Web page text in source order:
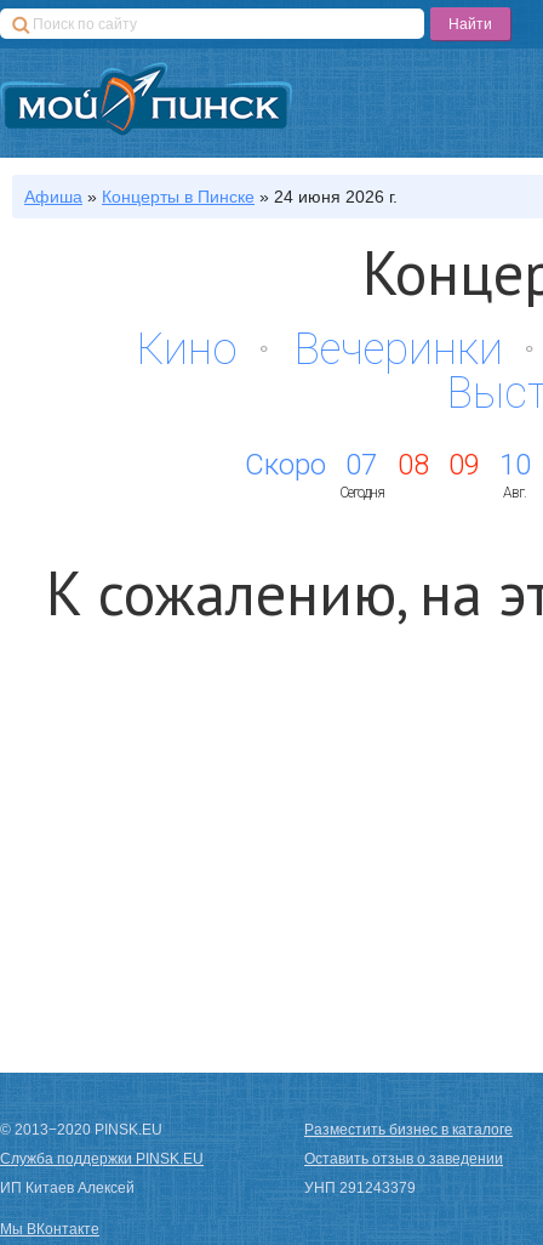
Афиша » Концерты в Пинске » 24 июня 2026 г.
Кино
Вечеринки
Скоро 07
Сегодня
08 09 10
Авг.
К сожалению, на
© 2013−2020 PINSK.EU
Служба поддержки PINSK.EU
ИП Китаев Алексей
Разместить бизнес в каталоге
Оставить отзыв о заведении
УНП 291243379
Мы ВКонтакте